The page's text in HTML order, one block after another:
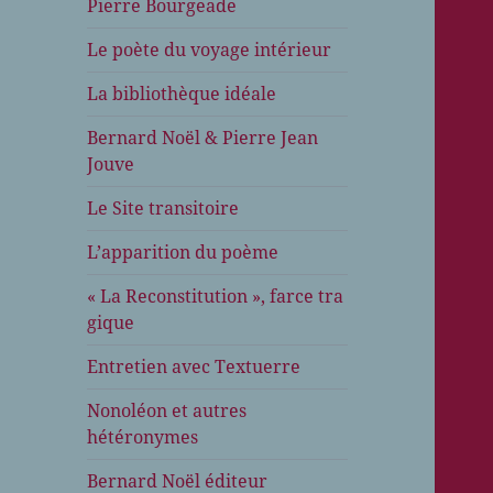
Pierre Bourgeade
Le poète du voyage intérieur
La bibliothèque idéale
Bernard Noël & Pierre Jean
Jouve
Le Site transitoire
L’apparition du poème
« La Reconstitution », farce tra
gique
Entretien avec Textuerre
Nonoléon et autres
hétéronymes
Bernard Noël éditeur